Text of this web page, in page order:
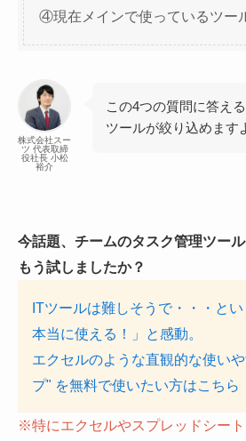
④現在メインで使っているツー
株式会社スー
ツ 代表取締
役社長 小松
裕介
この4つの質問に答え
ツールが絞り込めます
今話題、チームのタスク管理ツー
もう試しましたか？
ITツールは難しそうで・・・と
本当に使える！」と感動。
エクセルのような直観的な使い
プ" を無料で使いたい方はこちら
※特にエクセルやスプレッドシー